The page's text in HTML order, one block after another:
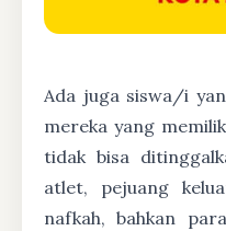
Ada juga siswa/i
mereka yang
tidak bisa
atlet, pejuang
nafkah, bahkan